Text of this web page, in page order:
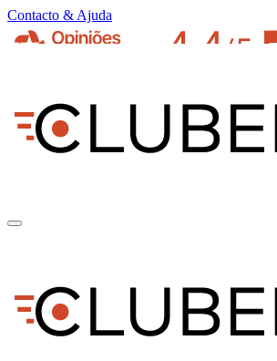
Contacto & Ajuda